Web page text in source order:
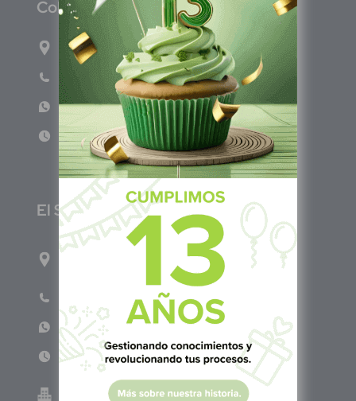
Colombia
Carrera 71G #117-67 INT 3 OFI 701
Teléfono: (601) 522 3869
WhatsApp: +57 317 4651554
Lun - Vie 8:00am - 5:00pm
El Salvador
1ro Cll Pte, y 61 Av Nte, #3206, Local 9, San
Teléfono: +503 6986 1402
WhatsApp: +503 7687 3923
Lun - Vie 8:00am - 5:00pm
Green Know S.A de C.V - El Salvador 0614-